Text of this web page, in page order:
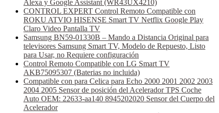
Alexa y Google Assistant (WR43UX4210)
CONTROL EXPERT Control Remoto Compatible con
ROKU ATVIO HISENSE Smart TV Netflix Google Play
Claro Video Pantalla TV
Samsung BN59-01330B – Mando a Distancia Original para
televisores Samsung Smart TV, Modelo de Repuesto, Listo
para Usar, no Requiere configuración
Control Remoto Compatible con LG Smart TV
AKB75095307 (Baterias no incluida)
Compatible con para Celica para Echo 2000 2001 2002 2003
2004 2005 Sensor de posición del Acelerador TPS Coche
Auto OEM: 22633-aa140 8945202020 Sensor del Cuerpo del
Acelerador